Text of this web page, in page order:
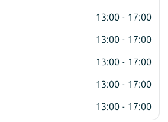
13:00 - 17:00
13:00 - 17:00
13:00 - 17:00
13:00 - 17:00
13:00 - 17:00